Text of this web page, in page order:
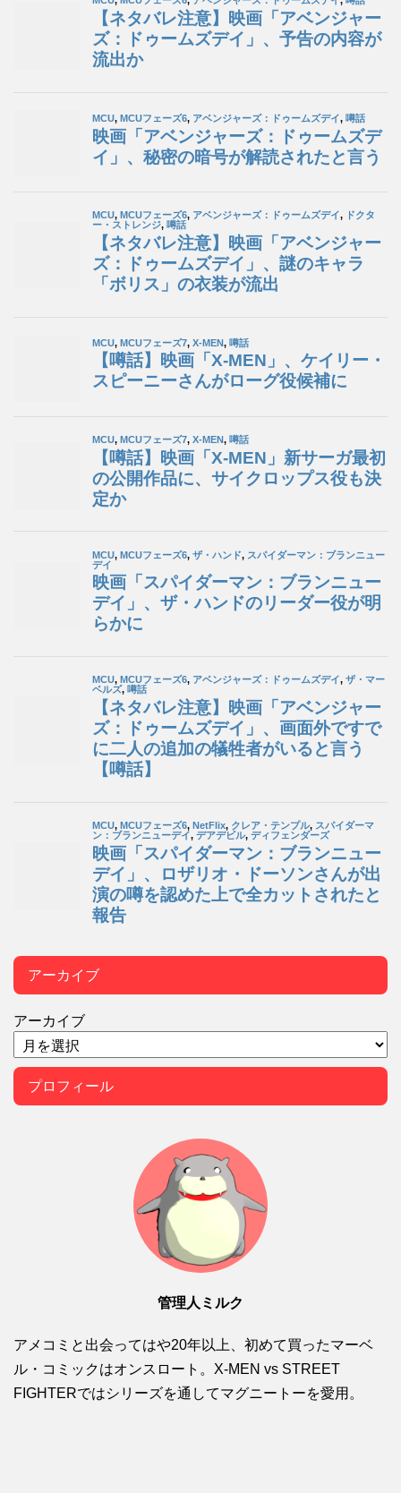
アーカイブ
アーカイブ
プロフィール
管理人ミルク
アメコミと出会ってはや20年以上、初めて買ったマーベ
ル・コミックはオンスロート。X-MEN vs STREET
FIGHTERではシリーズを通してマグニートーを愛用。